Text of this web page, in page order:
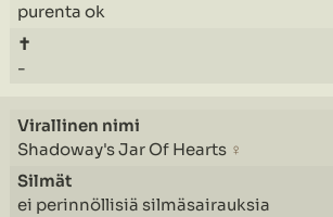
purenta ok
-
Shadoway's Jar Of Hearts ♀
ei perinnöllisiä silmäsairauksia